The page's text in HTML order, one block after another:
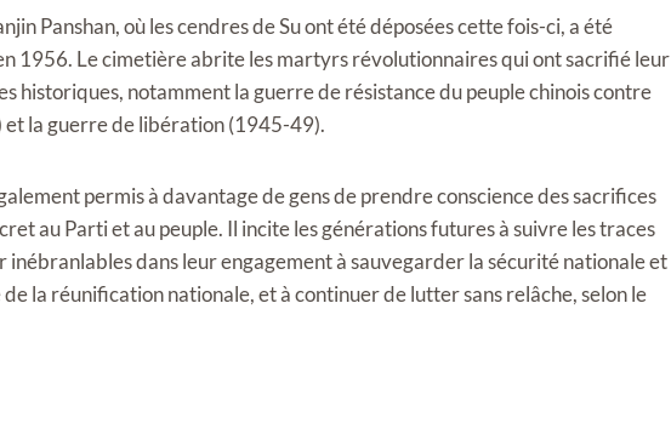
Panshan, où les cendres de Su ont été déposées cette fois-ci, a été
1956. Le cimetière abrite les martyrs révolutionnaires qui ont sacrifié leur
historiques, notamment la guerre de résistance du peuple chinois contre
la guerre de libération (1945-49).
permis à davantage de gens de prendre conscience des sacrifices
au Parti et au peuple. Il incite les générations futures à suivre les traces
inébranlables dans leur engagement à sauvegarder la sécurité nationale et
la réunification nationale, et à continuer de lutter sans relâche, selon le